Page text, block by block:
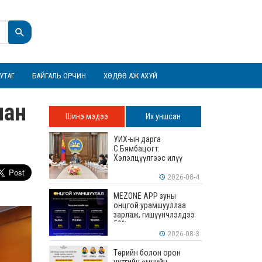
БАЙГАЛЬ ОРЧИН ХӨДӨӨ АЖ АХУЙ
Шинэ мэдээ Их уншсан
УИХ-ын дарга
С.Бямбацогт:
Хэлэлцүүлгээс илүү
илүү бодит үр дүн чухал
2026-08-4
MEZONE APP зуны
онцгой урамшууллаа
зарлаж, гишүүнчлэлдээ
50% хүртэлх хөнгөлөлт
үзүүлж эхэллээ 2026-08-3
Төрийн болон орон